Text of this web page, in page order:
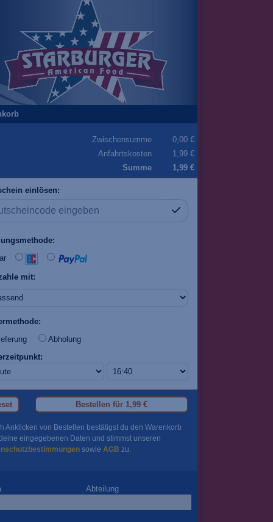
Zwischensumme
0,00 €
Anfahrtskosten
1,99 €
Summe
1,99 €
einlösen:
mit:
Abholung
Bestellen für 1,99 €
Anklicken von Bestellen bestätigst du den Warenkorb
eingegebenen Daten und stimmst unseren
sowie AGB zu.
Abteilung